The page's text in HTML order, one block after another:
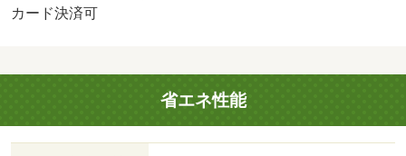
／最上階／敷金不要／防犯カメラ／照明付／保証人不要／
／３沿線以上利用可／築５年以内／東南向き／都市ガス／
室内物干機／ＢＳ／初期費用カード決済可／家賃カード決
済可
カード決済可
省エネ性能